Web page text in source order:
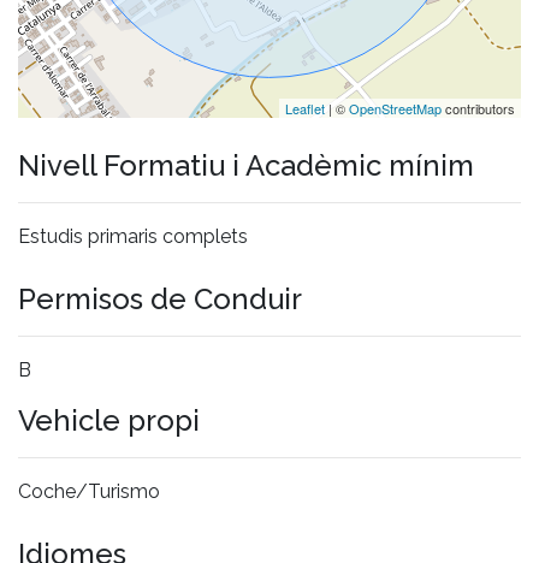
Leaflet | ©OpenStreetMapcontributors
Nivell Formatiu i Acadèmic mínim
Estudis primaris complets
Permisos de Conduir
B
Vehicle propi
Coche/Turismo
Idiomes